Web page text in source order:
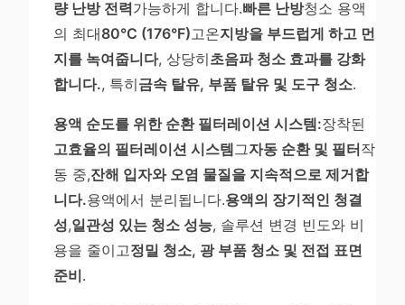
량 난방 전력가능하게 합니다.빠른 난방청소 용액
의 최대80°C (176°F)고온지방을 부드럽게 하고 먼
지를 녹여줍니다, 상당히초음파 청소 효과를 강화
합니다., 특히금속 탈유, 부품 탈유 및 도구 청소.
용액 순도를 위한 순환 필터레이션 시스템:장착된
고효율의 필터레이션 시스템그자동 순환 및 필터작
동 중,잔해 입자와 오염 물질을 지속적으로 제거합
니다.용액에서 분리됩니다.용액의 장기적인 청결
성,일관성 있는 청소 성능, 솔루션 변경 빈도와 비
용을 줄이고정밀 청소, 광 부품 청소 및 전접 표면
준비.